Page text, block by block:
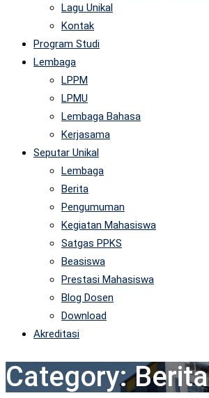
Lagu Unikal
Kontak
Program Studi
Lembaga
LPPM
LPMU
Lembaga Bahasa
Kerjasama
Seputar Unikal
Lembaga
Berita
Pengumuman
Kegiatan Mahasiswa
Satgas PPKS
Beasiswa
Prestasi Mahasiswa
Blog Dosen
Download
Akreditasi
Category:Berita